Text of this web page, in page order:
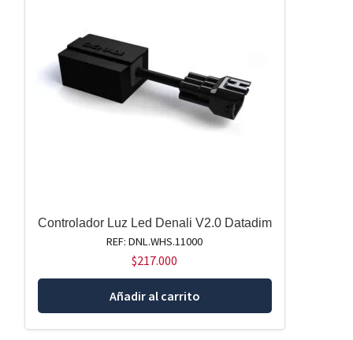
Controlador Luz Led Denali V2.0 Datadim
REF: DNL.WHS.11000
$217.000
Añadir al carrito